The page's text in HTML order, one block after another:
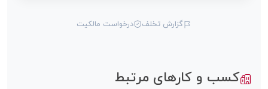
گزارش تخلف درخواست مالکیت
کسب و کارهای مرتبط